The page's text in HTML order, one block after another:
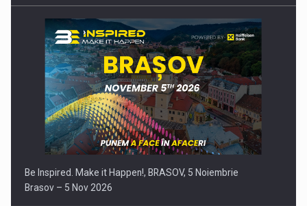
Be Inspired. Make it Happen!, BRASOV, 5 Noiembrie
Brasov – 5 Nov 2026